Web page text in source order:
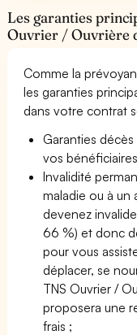
Les garanties
Ouvrier / Ouvrière
Comme la
les garanties
dans votre contrat
Garanties
vos
Invalidité
maladie ou à un
devenez
66 %) et donc
pour vous
déplacer, se
TNS Ouvrier /
proposera une
frais ;